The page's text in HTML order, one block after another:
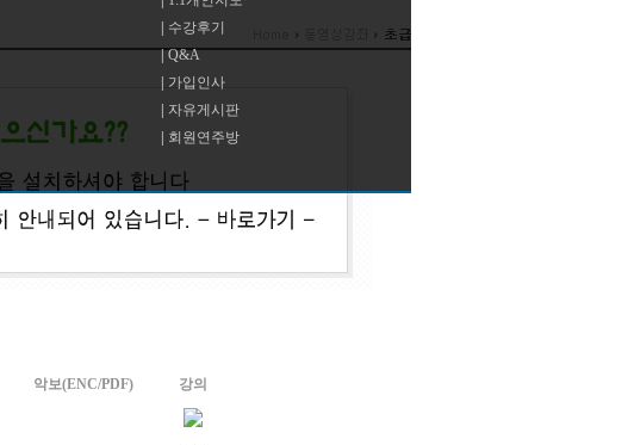
수강후기
|Q&A
가입인사
자유게시판
회원연주방
악보(ENC/PDF)
강의